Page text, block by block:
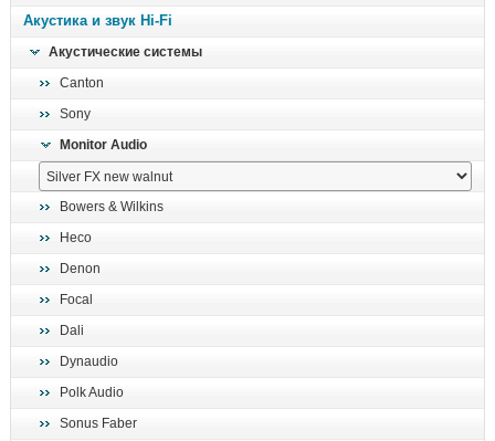
ресиверы, усилители
отопительные котлы
Акустика и звук Hi-Fi
Акустические системы
Canton
Sony
Monitor Audio
Bowers & Wilkins
Heco
Denon
Focal
Dali
Dynaudio
Polk Audio
Sonus Faber